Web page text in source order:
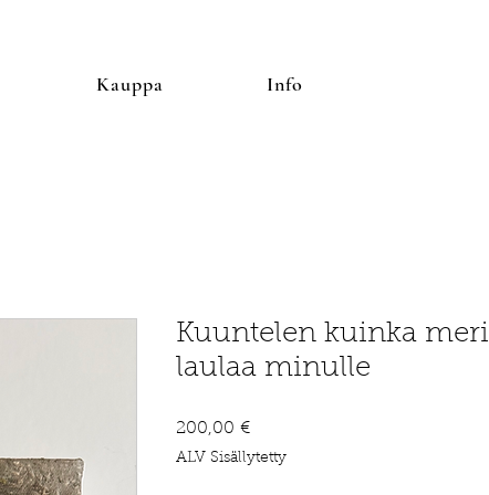
Kauppa Info
Kuuntelen kuinka meri
laulaa minulle
200,00 €Hinta
ALV Sisällytetty